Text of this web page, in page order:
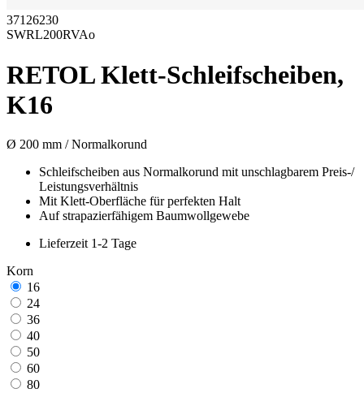
37126230
SWRL200RVAo
RETOL Klett-Schleifscheiben,
K16
Ø 200 mm / Normalkorund
Schleifscheiben aus Normalkorund mit unschlagbarem Preis-/
Leistungsverhältnis
Mit Klett-Oberfläche für perfekten Halt
Auf strapazierfähigem Baumwollgewebe
Lieferzeit 1-2 Tage
Korn
16
24
36
40
50
60
80